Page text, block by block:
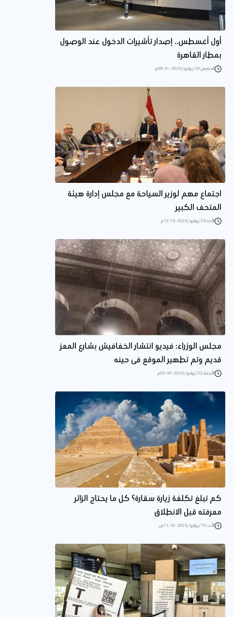
أول أغسطس.. إصدار تأشيرات الدخول عند الوصول
بمطار القاهرة
الخميس 30/يوليو/2026 - 08:51 م
اجتماع مهم لوزير السياحة مع مجلس إدارة هيئة
المتحف الكبير
الأحد 26/يوليو/2026 - 12:16 م
مجلس الوزراء: فيديو انتشار الخفافيش بشارع المعز
قديم وتم تطهير الموقع فى حينه
الأربعاء 22/يوليو/2026 - 02:45 م
كم تبلغ تكلفة زيارة سقارة؟ كل ما يحتاج الزائر
معرفته قبل الانطلاق
الأحد 19/يوليو/2026 - 11:10 ص